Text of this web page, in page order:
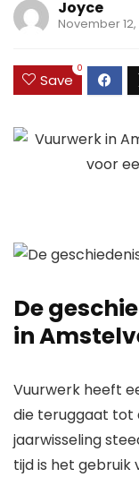
Joyce
November 12,
Save
0
De
in
Vuurwerk heeft
die teruggaat tot
jaarwisseling
tijd is het